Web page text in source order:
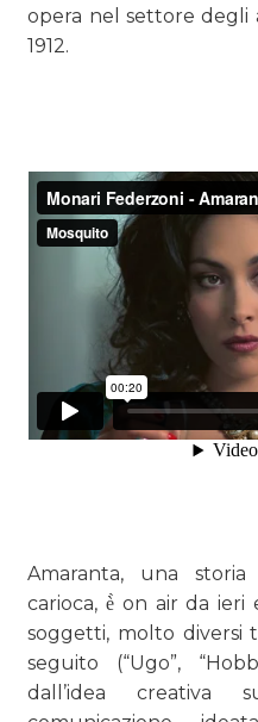
opera nel settore degli
1912.
Amaranta, una
carioca, è̀ on air da
soggetti, molto diversi
seguito (“Ugo”,
dall’idea creativa